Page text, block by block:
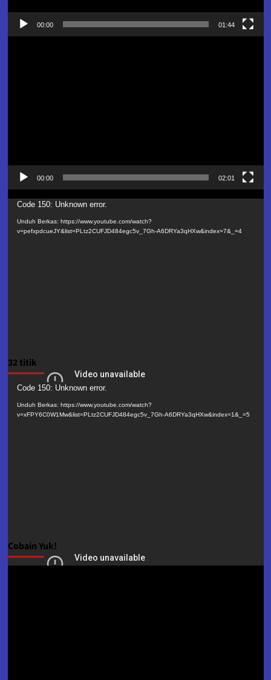
00:00 01:44
00:00 02:01
Pemutar
Video
Code 150: Unknown error.
Unduh Berkas: https://www.youtube.com/watch?
v=pefxpdcueJY&list=PLtz2CUFJD484egc5v_7Gh-A6DRYa3qHXw&index=7&_=4
32 titik
Pemutar
Video
Code 150: Unknown error.
Unduh Berkas: https://www.youtube.com/watch?
v=xFPY6C0W1Mw&list=PLtz2CUFJD484egc5v_7Gh-A6DRYa3qHXw&index=1&_=5
Cobain Yuk!